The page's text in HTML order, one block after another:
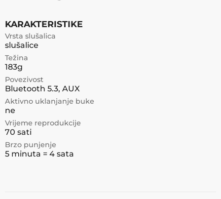
KARAKTERISTIKE
Vrsta slušalica
slušalice
Težina
183g
Povezivost
Bluetooth 5.3, AUX
Aktivno uklanjanje buke
ne
Vrijeme reprodukcije
70 sati
Brzo punjenje
5 minuta = 4 sata